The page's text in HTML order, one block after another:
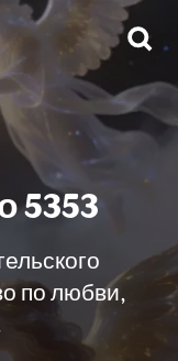
5353
по любви,